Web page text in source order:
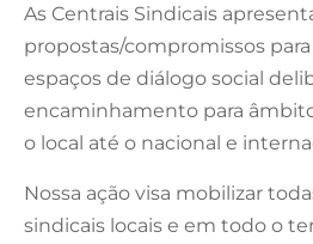
As Centrais Sindicais
propostas/compromissos
espaços de diálogo social
encaminhamento para
o local até o nacional e
Nossa ação visa mobilizar
sindicais locais e em todo o